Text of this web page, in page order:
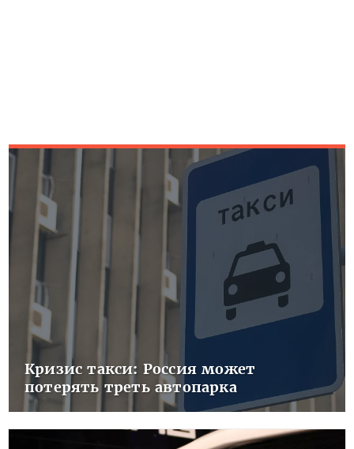
Кризис такси: Россия может
потерять треть автопарка